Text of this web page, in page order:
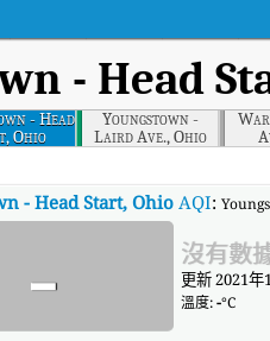
- Head
- Head
Ohio
Youngstown -
Laird Ave., Ohio
- Head Start, OhioAQI:
- 沒有數
更新 2021年
溫度:-°C